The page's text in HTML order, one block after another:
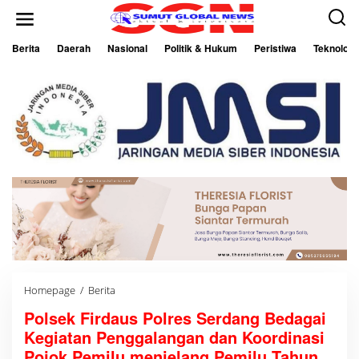
Berita Daerah Nasional Politik & Hukum Peristiwa Teknologi
Homepage / Berita
l
s
e
Polsek Firdaus Polres Serdang Bedagai
Kegiatan Penggalangan dan Koordinasi